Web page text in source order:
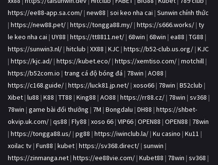
https://ee88-app.sa.com/ | new88 | soi keo nha cai | Sunwin chính thức
| https://new88.pet/ | https://tongga88.my/ | https://s666.works/ | ty
le keo nha cai | UY88 | https://tt8811.net/ | 68win | 68win | ea88 | TG88 |
https://sunwin3.nl/ | hitclub | XX88 | KJC | https://b52-club.us.org/ | KJC
| https://kjc.ad/ | https://kubet.eco/ | https://xemtiso.com/ | motchill |
https://b52com.io | trang cá độ bóng đá | 78win | AO88 |
https://c168.guide/ | https://luck81.jp.net/ | xoso66 | 78win | B52club |
Xibet | lu88 | K88 | TT88 | King88 | AO88 | https://rr88.cz/ | 78win | sv368 |
78win | game bài đổi thưởng | 7M | Bongdalu | DH88 | https://shbet-
okvip.uk.com/ | qs88 | Fly88 | xoso 66 | VIP66 | OPEN88 | OPEN88 | 78win
| https://tongga88.us/ | pg88 | https://iwinclub.la/ | Ku casino | Ku11 |
xoilac tv | Fun88 | kubet | https://sv368.direct/ | sunwin |
https://zinmanga.net | https://ee88vie.com/ | Kubet88 | 78win | sv368 |